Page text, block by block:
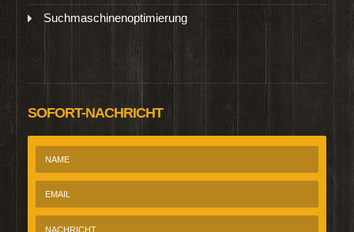
Suchmaschinenoptimierung
SOFORT-NACHRICHT